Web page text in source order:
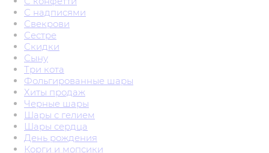
С надписями
Свекрови
Сестре
Скидки
Сыну
Три кота
Фольгированные шары
Хиты продаж
Черные шары
Шары с гелием
Шары сердца
День рождения
Корги и мопсики